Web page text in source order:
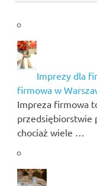
Imprezy dla
firmowa w
Impreza firmowa
przedsiębiorstwie
chociaż wiele …